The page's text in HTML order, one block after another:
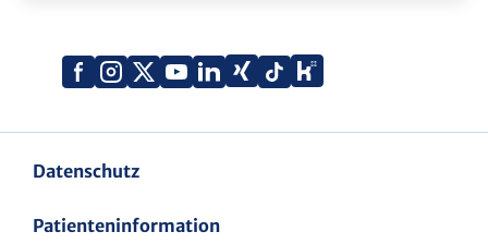
Facebook
Instagram
X
YouTube
LinkedIn
Xing TiktokKununu
Datenschutz
Patienteninformation